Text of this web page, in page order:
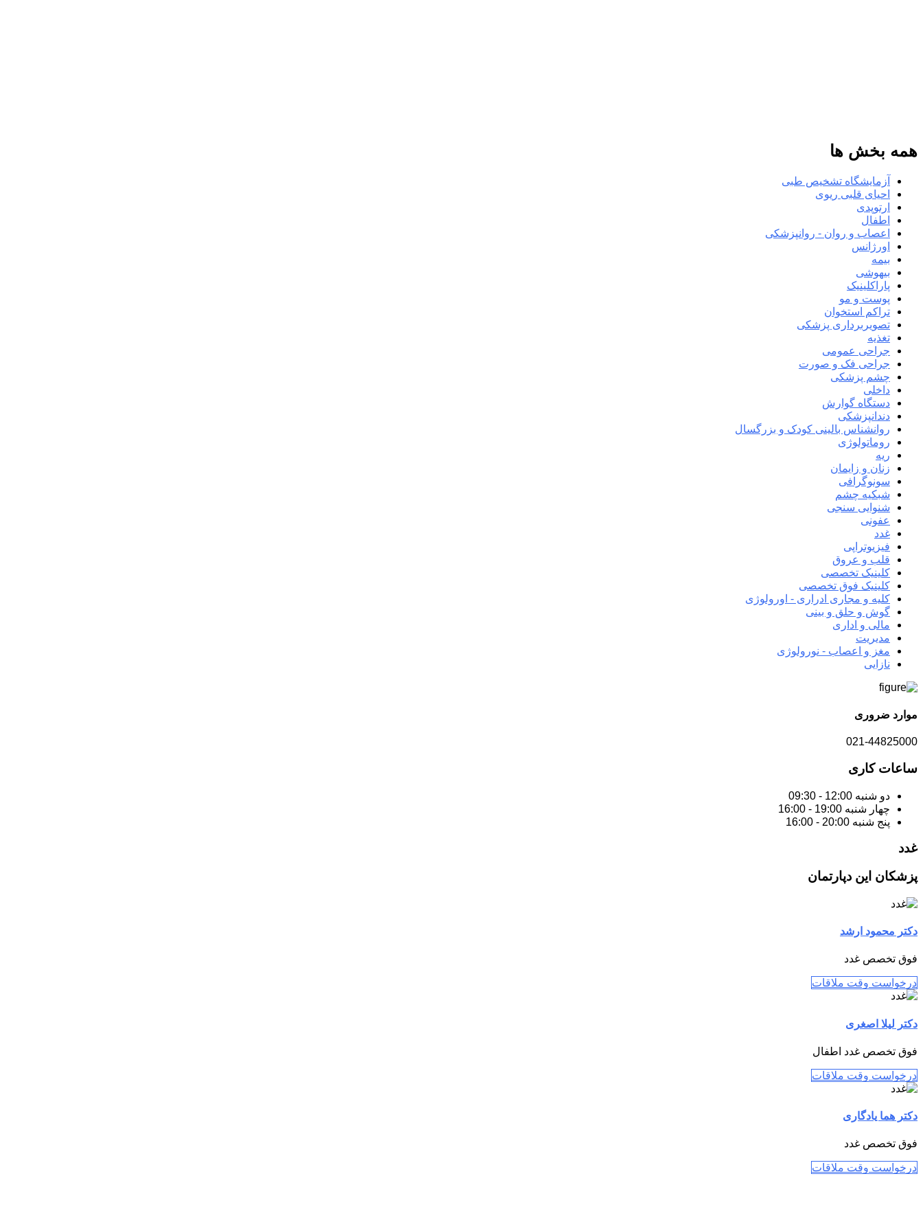
همه بخش ها
آزمایشگاه تشخیص طبی
احیای قلبی ریوی
ارتوپدی
اطفال
اعصاب و روان - روانپزشکی
اورژانس
بیمه
بیهوشی
پاراکلینیک
پوست و مو
تراکم استخوان
تصویربرداری پزشکی
تغذیه
جراحی عمومی
جراحی فک و صورت
چشم پزشکی
داخلی
دستگاه گوارش
دندانپزشکی
روانشناس بالینی کودک و بزرگسال
روماتولوژی
ریه
زنان و زایمان
سونوگرافی
شبکیه چشم
شنوایی سنجی
عفونی
غدد
فیزیوتراپی
قلب و عروق
کلینیک تخصصی
کلینیک فوق تخصصی
کلیه و مجاری ادراری - اورولوژی
گوش و حلق و بینی
مالی و اداری
مدیریت
مغز و اعصاب - نورولوژی
نازایی
موارد ضروری
021-44825000
ساعات کاری
دو شنبه 12:00 - 09:30
چهار شنبه 19:00 - 16:00
پنج شنبه 20:00 - 16:00
غدد
پزشکان این دپارتمان
دكتر محمود ارشد
فوق تخصص غدد
درخواست وقت ملاقات
دکتر لیلا اصغری
فوق تخصص غدد اطفال
درخواست وقت ملاقات
دکتر هما یادگاری
فوق تخصص غدد
درخواست وقت ملاقات